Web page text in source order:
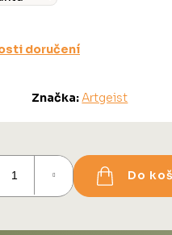
doručení
Značka: Artgeist
Do